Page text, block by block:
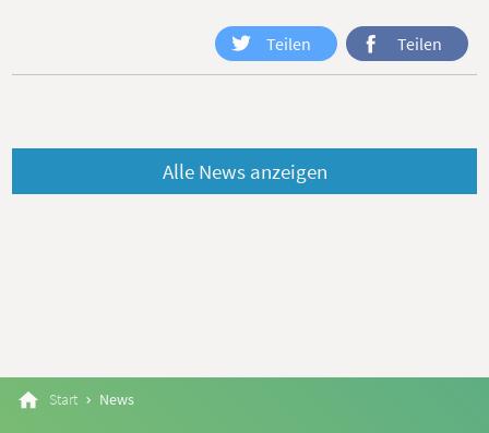
Teilen
Teilen
Alle News anzeigen
Start News